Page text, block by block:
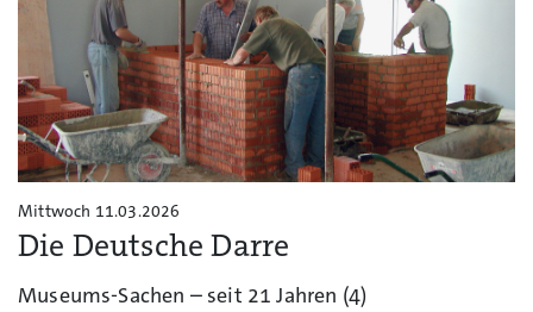
Mittwoch 11.03.2026
Die Deutsche Darre
Museums-Sachen – seit 21 Jahren (4)